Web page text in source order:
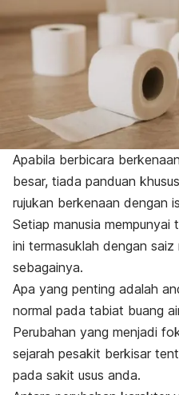
Apabila berbicara
besar, tiada panduan
rujukan berkenaan dengan
Setiap manusia
ini termasuklah dengan saiz
sebagainya.
Apa yang penting adalah
normal pada tabiat buang
Perubahan yang menjadi
sejarah pesakit berkisar
pada sakit usus anda.